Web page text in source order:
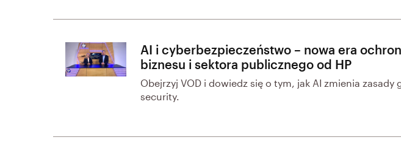
AI i cyberbezpieczeństwo – nowa era
biznesu i sektora publicznego od HP
Obejrzyj VOD i dowiedz się o tym, jak AI zmienia zasady
security.